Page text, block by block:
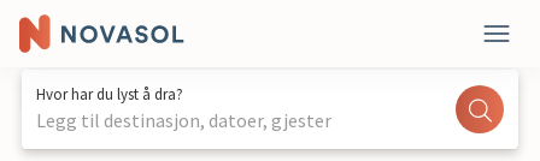
Hvor har du lyst å dra?
Legg til destinasjon, datoer, gjester
1 / 26